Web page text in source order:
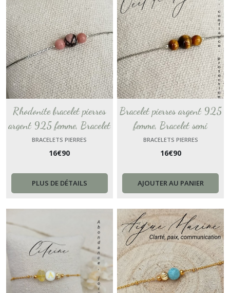
Rhodonite bracelet pierres
argent 925 femme, Bracelet
semi précieuse, Bijoux pierres
naturelles, cadeau pour amie
BRACELETS PIERRES
16€90
PLUS DE DÉTAILS
Bracelet pierres argent 925
femme, Bracelet semi
précieuse, oeil de tigre Bijou
pierres naturelles, Pierre de
BRACELETS PIERRES
16€90
AJOUTER AU PANIER